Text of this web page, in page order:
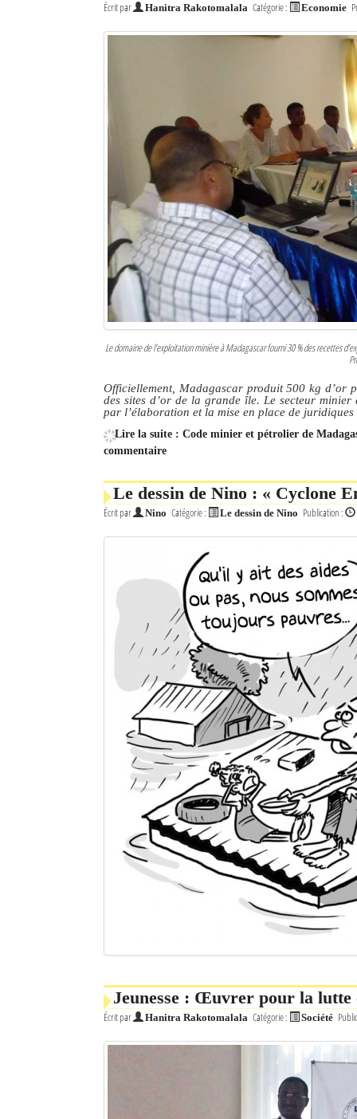
Écrit par Hanitra Rakotomalala Catégorie : Economie
Le domaine de l’exploitation minière à Madagascar fourni 30 % des recettes
Officiellement, Madagascar produit 500 kg d’or
des sites d’or de la grande île. Le secteur
par l’élaboration et la mise en place de
Lire la suite : Code minier et pétrolier de
commentaire
Le dessin de Nino : « Cyclone
Écrit par Nino Catégorie : Le dessin de Nino Publication :
Jeunesse : Œuvrer pour la lutte
Écrit par Hanitra Rakotomalala Catégorie : Société